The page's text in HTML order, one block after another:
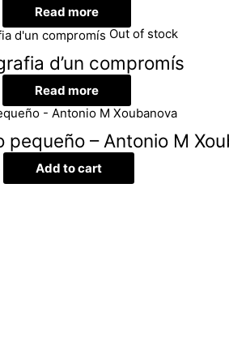
Read more
Out of stock
d’un compromís
Read more
pequeño – Antonio M
Add to cart